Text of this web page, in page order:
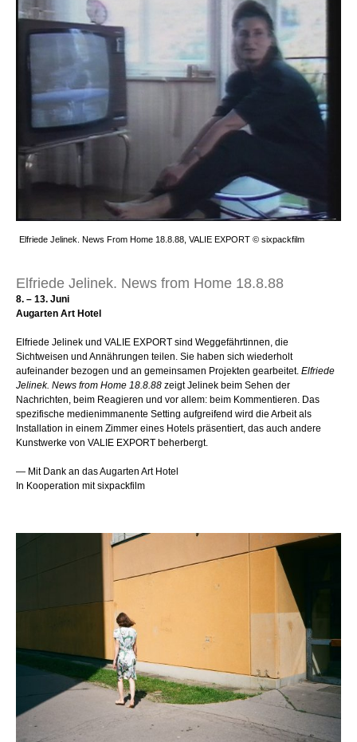
Elfriede Jelinek. News From Home 18.8.88, VALIE EXPORT © sixpackfilm
Elfriede Jelinek. News from Home 18.8.88
8. – 13. Juni
Augarten Art Hotel
Elfriede Jelinek und VALIE EXPORT sind Weggefährtinnen, die
Sichtweisen und Annährungen teilen. Sie haben sich wiederholt
aufeinander bezogen und an gemeinsamen Projekten gearbeitet. Elfriede
Jelinek. News from Home 18.8.88 zeigt Jelinek beim Sehen der
Nachrichten, beim Reagieren und vor allem: beim Kommentieren. Das
spezifische medienimmanente Setting aufgreifend wird die Arbeit als
Installation in einem Zimmer eines Hotels präsentiert, das auch andere
Kunstwerke von VALIE EXPORT beherbergt.
— Mit Dank an das Augarten Art Hotel
In Kooperation mit sixpackfilm